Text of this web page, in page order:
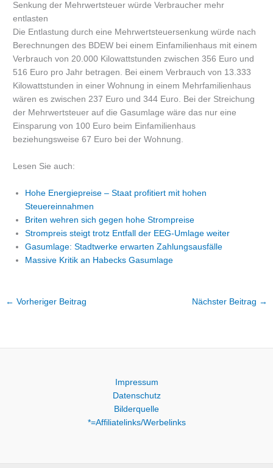
Senkung der Mehrwertsteuer würde Verbraucher mehr
entlasten
Die Entlastung durch eine Mehrwertsteuersenkung würde nach
Berechnungen des BDEW bei einem Einfamilienhaus mit einem
Verbrauch von 20.000 Kilowattstunden zwischen 356 Euro und
516 Euro pro Jahr betragen. Bei einem Verbrauch von 13.333
Kilowattstunden in einer Wohnung in einem Mehrfamilienhaus
wären es zwischen 237 Euro und 344 Euro. Bei der Streichung
der Mehrwertsteuer auf die Gasumlage wäre das nur eine
Einsparung von 100 Euro beim Einfamilienhaus
beziehungsweise 67 Euro bei der Wohnung.
Lesen Sie auch:
Hohe Energiepreise – Staat profitiert mit hohen
Steuereinnahmen
Briten wehren sich gegen hohe Strompreise
Strompreis steigt trotz Entfall der EEG-Umlage weiter
Gasumlage: Stadtwerke erwarten Zahlungsausfälle
Massive Kritik an Habecks Gasumlage
← Vorheriger Beitrag Nächster Beitrag →
Impressum
Datenschutz
Bilderquelle
*=Affiliatelinks/Werbelinks